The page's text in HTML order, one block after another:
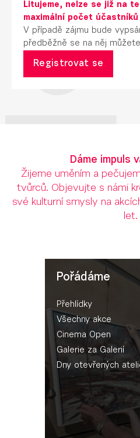
Litujeme, nelze se již na
maximální počet
V případě zájmu bude
předběžně se na něj
Registrovat se
Dáme impuls
Žijeme uměním a
tvůrců. Objevujte s námi
své kulturní smysly na
let.
Pořádáme
Přehlídky
Všechny akce
Cinema Open
Galerie za Galerií
Dny otevřených